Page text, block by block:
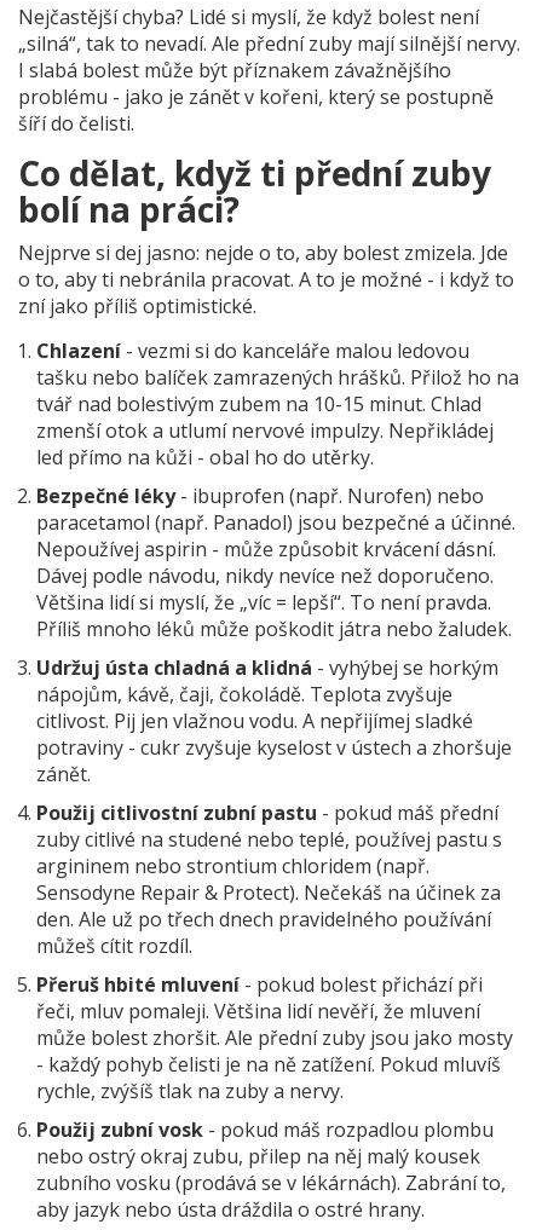
Nejčastější chyba? Lidé si myslí, že když bolest není
„silná“, tak to nevadí. Ale přední zuby mají silnější nervy.
I slabá bolest může být příznakem závažnějšího
problému - jako je zánět v kořeni, který se postupně
šíří do čelisti.
Co dělat, když ti přední zuby
bolí na práci?
Nejprve si dej jasno: nejde o to, aby bolest zmizela. Jde
o to, aby ti nebránila pracovat. A to je možné - i když to
zní jako příliš optimistické.
Chlazení - vezmi si do kanceláře malou ledovou
tašku nebo balíček zamrazených hrášků. Přilož ho na
tvář nad bolestivým zubem na 10-15 minut. Chlad
zmenší otok a utlumí nervové impulzy. Nepřikládej
led přímo na kůži - obal ho do utěrky.
Bezpečné léky- ibuprofen (např. Nurofen) nebo
paracetamol (např. Panadol) jsou bezpečné a účinné.
Nepoužívej aspirin - může způsobit krvácení dásní.
Dávej podle návodu, nikdy nevíce než doporučeno.
Většina lidí si myslí, že „víc = lepší“. To není pravda.
Příliš mnoho léků může poškodit játra nebo žaludek.
Udržuj ústa chladná a klidná - vyhýbej se horkým
nápojům, kávě, čaji, čokoládě. Teplota zvyšuje
citlivost. Pij jen vlažnou vodu. A nepřijímej sladké
potraviny - cukr zvyšuje kyselost v ústech a zhoršuje
zánět.
Použij citlivostní zubní pastu - pokud máš přední
zuby citlivé na studené nebo teplé, používej pastu s
argininem nebo strontium chloridem (např.
Sensodyne Repair & Protect). Nečekáš na účinek za
den. Ale už po třech dnech pravidelného používání
můžeš cítit rozdíl.
Přeruš hbité mluvení - pokud bolest přichází při
řeči, mluv pomaleji. Většina lidí nevěří, že mluvení
může bolest zhoršit. Ale přední zuby jsou jako mosty
- každý pohyb čelisti je na ně zatížení. Pokud mluvíš
rychle, zvýšíš tlak na zuby a nervy.
Použij zubní vosk - pokud máš rozpadlou plombu
nebo ostrý okraj zubu, přilep na něj malý kousek
zubního vosku (prodává se v lékárnách). Zabrání to,
aby jazyk nebo ústa dráždila o ostré hrany.